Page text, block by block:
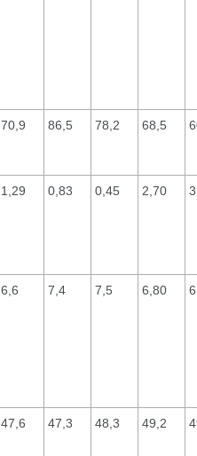
70,9 86,5 78,2 68,5
1,29 0,83 0,45 2,70
6,6 7,4 7,5 6,80
47,6 47,3 48,3 49,2